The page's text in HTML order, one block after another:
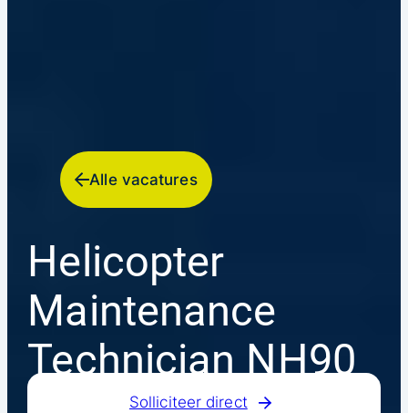
Alle vacatures
Helicopter
Maintenance
Technician NH90
Solliciteer direct